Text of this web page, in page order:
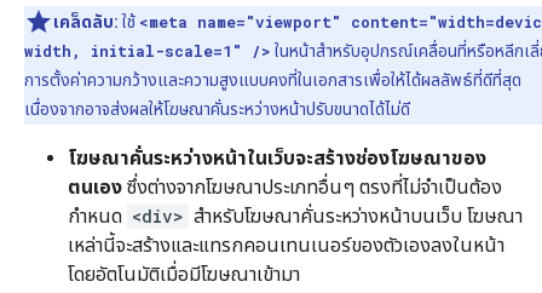
เคล็ดลับ: ใช้ <meta name="viewport"
width, initial-scale=1" /> ในหน้าสำหรับอุปกรณ์เคลื่อนที่หรือหลีกเ
การตั้งค่าความกว้างและความสูงแบบคงที่ในเอกสารเพื่อให้ได้ผลลัพธ์ที่ดีที่สุด
เนื่องจากอาจส่งผลให้โฆษณาคั่นระหว่างหน้าปรับขนาดได้ไม่ดี
โฆษณาคั่นระหว่างหน้าในเว็บจะสร้างช่องโฆษณาของ
ตนเอง ซึ่งต่างจากโฆษณาประเภทอื่นๆ ตรงที่ไม่จำเป็นต้อง
กำหนด <div> สำหรับโฆษณาคั่นระหว่างหน้าบนเว็บ โฆษณา
เหล่านี้จะสร้างและแทรกคอนเทนเนอร์ของตัวเองลงในหน้า
โดยอัตโนมัติเมื่อมีโฆษณาเข้ามา